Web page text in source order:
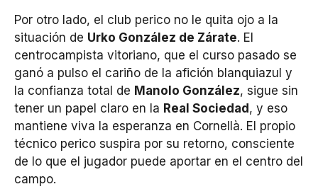
Por otro lado, el club perico no le quita ojo a la
situación de Urko González de Zárate. El
centrocampista vitoriano, que el curso pasado se
ganó a pulso el cariño de la afición blanquiazul y
la confianza total de Manolo González, sigue sin
tener un papel claro en la Real Sociedad , y eso
mantiene viva la esperanza en Cornellà. El propio
técnico perico suspira por su retorno, consciente
de lo que el jugador puede aportar en el centro del
campo.